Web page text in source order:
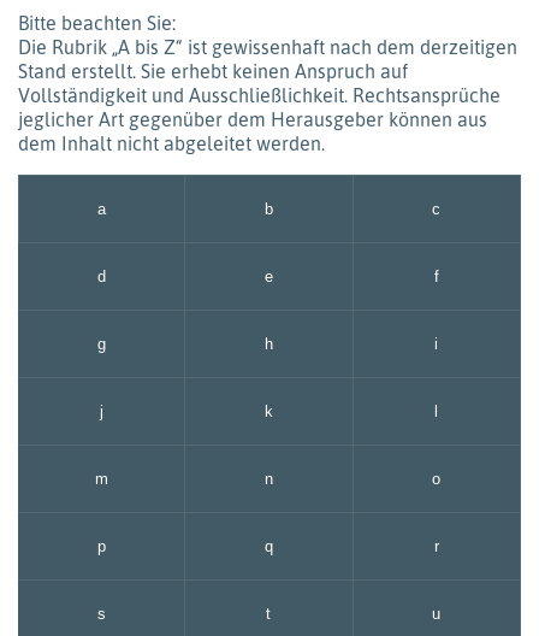
Bitte beachten Sie:
Die Rubrik „A bis Z“ ist gewissenhaft nach dem derzeitigen
Stand erstellt. Sie erhebt keinen Anspruch auf
Vollständigkeit und Ausschließlichkeit. Rechtsansprüche
jeglicher Art gegenüber dem Herausgeber können aus
dem Inhalt nicht abgeleitet werden.
a b c
d e f
g h i
j k
m n o
p q r
s t u